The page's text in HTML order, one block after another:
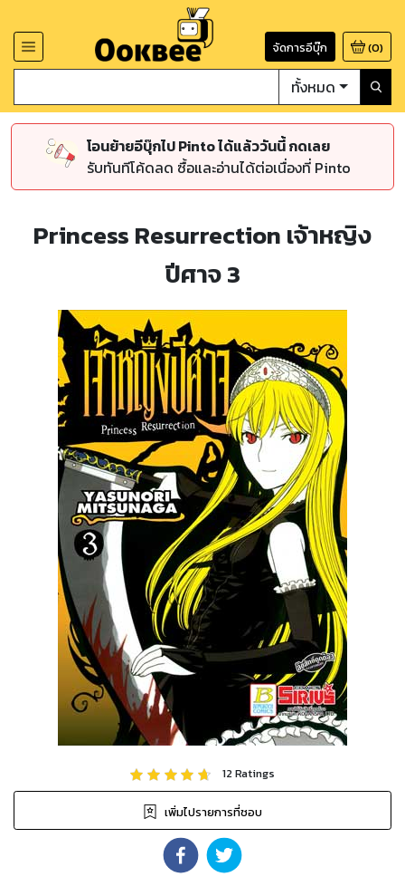
จัดการอีบุ๊ก (0)
ทั้งหมด
โอนย้ายอีบุ๊กไป Pinto ได้แล้ววันนี้ กดเลย
รับทันทีโค้ดลด ซื้อและอ่านได้ต่อเนื่องที่ Pinto
Princess Resurrection เจ้าหญิง
ปีศาจ 3
12Ratings
เพิ่มไปรายการที่ชอบ